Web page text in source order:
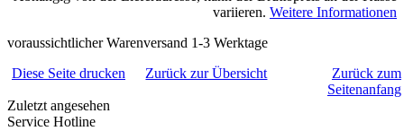
variieren. Weitere Informationen
voraussichtlicher Warenversand 1-3 Werktage
Diese Seite drucken
Zurück zur Übersicht
Zurück zum
Seitenanfang
Zuletzt angesehen
Service Hotline